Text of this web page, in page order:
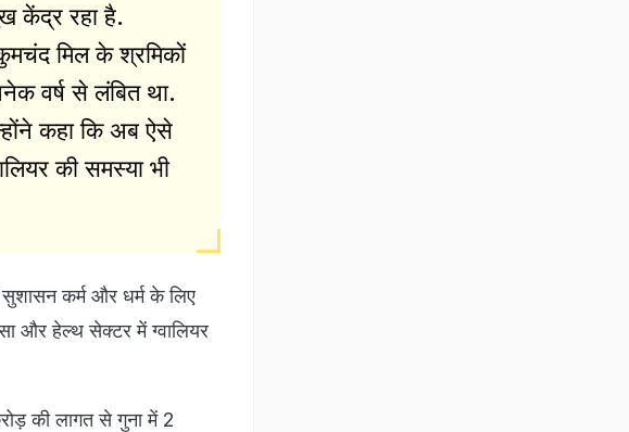
केंद्र रहा है.
मिल के श्रमिकों
वर्ष से लंबित था.
कहा कि अब ऐसे
की समस्या भी
कर्म और धर्म के लिए
और हेल्थ सेक्टर में ग्वालियर
की लागत से गुना में 2